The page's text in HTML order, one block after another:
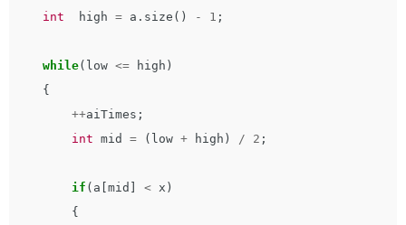
int
high = a . size () - 1 ;
while( low <= high )
{
++aiTimes ;
int mid = ( low + high ) / 2 ;
if ( a mid < x )
{